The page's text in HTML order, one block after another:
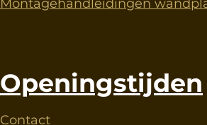
Montagehandleidingen
Openingstijden
Contact